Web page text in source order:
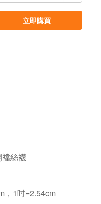
立即購買
絲襪
，1吋=2.54cm